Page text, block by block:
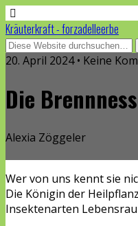
Kräuterkraft - forzadelleerbe
20. April 2024 • Keine
Die
Alexia Zöggeler
Wer von uns kennt sie
Die Königin der
Insektenarten